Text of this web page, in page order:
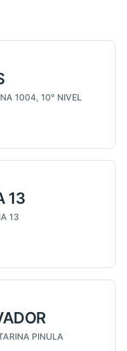
1004, 10° NIVEL
13
13
PINULA